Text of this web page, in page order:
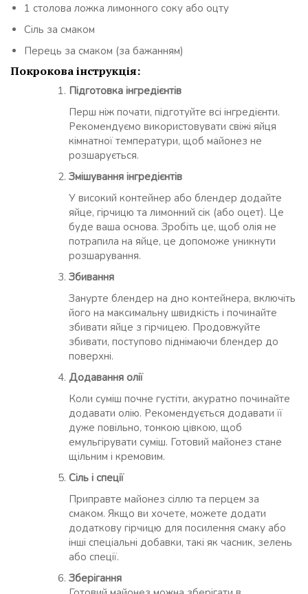
1 столова ложка лимонного соку або оцту
Сіль за смаком
Перець за смаком (за бажанням)
Покрокова інструкція:
Підготовка інгредієнтів
Перш ніж почати, підготуйте всі інгредієнти.
Рекомендуємо використовувати свіжі яйця
кімнатної температури, щоб майонез не
розшарується.
Змішування інгредієнтів
У високий контейнер або блендер додайте
яйце, гірчицю та лимонний сік (або оцет). Це
буде ваша основа. Зробіть це, щоб олія не
потрапила на яйце, це допоможе уникнути
розшарування.
Збивання
Занурте блендер на дно контейнера, включіть
його на максимальну швидкість і починайте
збивати яйце з гірчицею. Продовжуйте
збивати, поступово піднімаючи блендер до
поверхні.
Додавання олії
Коли суміш почне густіти, акуратно починайте
додавати олію. Рекомендується додавати її
дуже повільно, тонкою цівкою, щоб
емульгірувати суміш. Готовий майонез стане
щільним і кремовим.
Сіль і спеції
Приправте майонез сіллю та перцем за
смаком. Якщо ви хочете, можете додати
додаткову гірчицю для посилення смаку або
інші спеціальні добавки, такі як часник, зелень
або спеції.
Зберігання